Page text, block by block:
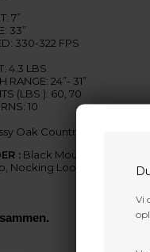
Vi
7”
33”
330-322 FPS
4.3 LBS.
RANGE: 24”- 31”
(LBS.): 60, 70
10
Oak Country, Kuiu Verde,
: Black Mountain
Nocking Loop